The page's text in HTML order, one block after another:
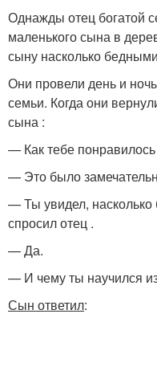
Однажды отец богатой
маленького сына в
сыну насколько
Они провели день и
семьи. Когда они
сына :
— Как тебе
— Это было
— Ты увидел,
спросил отец .
— Да.
— И чему ты научился
Сын ответил: